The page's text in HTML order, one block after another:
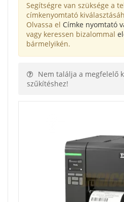
Segítségre van szüksége a
címkenyomtató
Olvassa el Címke nyomtató
vagy keressen bizalommal
bármelyikén.
Nem találja a megfelelő
szűkítéshez!